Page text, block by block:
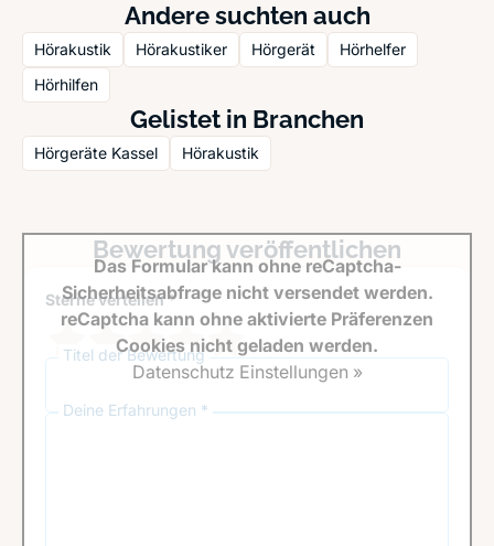
Andere suchten auch
Hörakustik Hörakustiker Hörgerät
Hörhelfer
Hörhilfen
Gelistet in Branchen
Hörgeräte Kassel Hörakustik
Bewertung veröffentlichen
Sterne verteilen *
Titel der Bewertung
Deine Erfahrungen *
Das Formular kann ohne reCaptcha-
Sicherheitsabfrage nicht versendet werden.
reCaptcha kann ohne aktivierte Präferenzen
Cookies nicht geladen werden.
Datenschutz Einstellungen »